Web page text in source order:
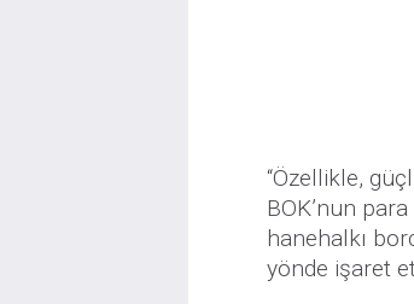
“Özellikle,
BOK’nun
hanehalkı
yönde işaret